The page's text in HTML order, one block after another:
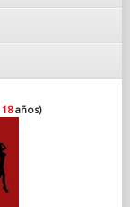
18años)